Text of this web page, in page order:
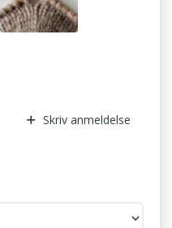
Skriv anmeldelse